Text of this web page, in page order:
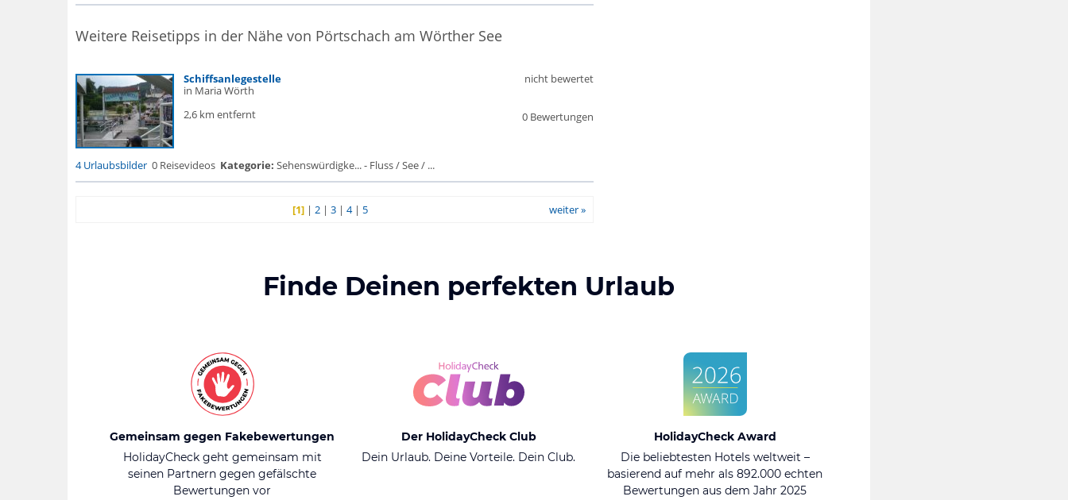
Weitere Reisetipps in der Nähe von Pörtschach am Wörther See
Schiffsanlegestelle
in Maria Wörth
2,6 km entfernt
0 Bewertungen
nicht bewertet
4 Urlaubsbilder 0 Reisevideos Kategorie: Sehenswürdigke... - Fluss / See / ...
[1]| 2| 3| 4| 5 weiter »
Finde Deinen perfekten Urlaub
Gemeinsam gegen Fakebewertungen
HolidayCheck geht gemeinsam mit
seinen Partnern gegen gefälschte
Bewertungen vor
Der HolidayCheck Club
Dein Urlaub. Deine Vorteile. Dein Club.
HolidayCheck Award
Die beliebtesten Hotels weltweit –
basierend auf mehr als 892.000 echten
Bewertungen aus dem Jahr 2025